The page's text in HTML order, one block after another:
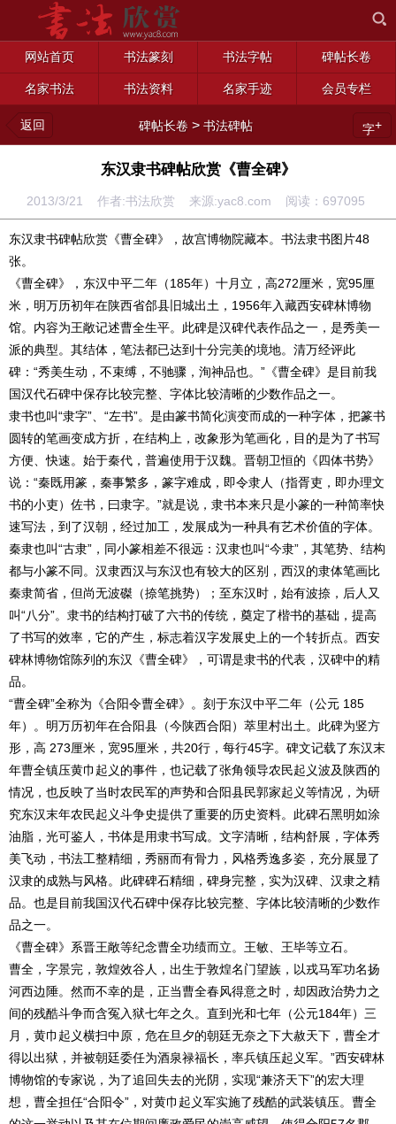
网站首页 书法篆刻 书法字帖 碑帖长卷
名家书法 书法资料 名家手迹 会员专栏
返回 碑帖长卷 >书法碑帖 字+
东汉隶书碑帖欣赏《曹全碑》
2013/3/21 作者:书法欣赏 来源:yac8.com 阅读： 697095
东汉隶书碑帖欣赏《曹全碑》，故宫博物院藏本。书法隶书图片48
张。
《曹全碑》，东汉中平二年（185年）十月立，高272厘米，宽95厘
米，明万历初年在陕西省郃县旧城出土，1956年入藏西安碑林博物
馆。内容为王敞记述曹全生平。此碑是汉碑代表作品之一，是秀美一
派的典型。其结体，笔法都已达到十分完美的境地。清万经评此
碑：“秀美生动，不束缚，不驰骤，洵神品也。”《曹全碑》是目前我
国汉代石碑中保存比较完整、字体比较清晰的少数作品之一。
隶书也叫“隶字”、“左书”。是由篆书简化演变而成的一种字体，把篆书
圆转的笔画变成方折，在结构上，改象形为笔画化，目的是为了书写
方便、快速。始于秦代，普遍使用于汉魏。晋朝卫恒的《四体书势》
说：“秦既用篆，秦事繁多，篆字难成，即令隶人（指胥吏，即办理文
书的小吏）佐书，曰隶字。”就是说，隶书本来只是小篆的一种简率快
速写法，到了汉朝，经过加工，发展成为一种具有艺术价值的字体。
秦隶也叫“古隶”，同小篆相差不很远：汉隶也叫“今隶”，其笔势、结构
都与小篆不同。汉隶西汉与东汉也有较大的区别，西汉的隶体笔画比
秦隶简省，但尚无波磔（捺笔挑势）；至东汉时，始有波捺，后人又
叫“八分”。隶书的结构打破了六书的传统，奠定了楷书的基础，提高
了书写的效率，它的产生，标志着汉字发展史上的一个转折点。西安
碑林博物馆陈列的东汉《曹全碑》，可谓是隶书的代表，汉碑中的精
品。
“曹全碑”全称为《合阳令曹全碑》。刻于东汉中平二年（公元 185
年）。明万历初年在合阳县（今陕西合阳）萃里村出土。此碑为竖方
形，高 273厘米，宽95厘米，共20行，每行45字。碑文记载了东汉末
年曹全镇压黄巾起义的事件，也记载了张角领导农民起义波及陕西的
情况，也反映了当时农民军的声势和合阳县民郭家起义等情况，为研
究东汉末年农民起义斗争史提供了重要的历史资料。此碑石黑明如涂
油脂，光可鉴人，书体是用隶书写成。文字清晰，结构舒展，字体秀
美飞动，书法工整精细，秀丽而有骨力，风格秀逸多姿，充分展显了
汉隶的成熟与风格。此碑碑石精细，碑身完整，实为汉碑、汉隶之精
品。也是目前我国汉代石碑中保存比较完整、字体比较清晰的少数作
品之一。
《曹全碑》系晋王敞等纪念曹全功绩而立。王敏、王毕等立石。
曹全，字景完，敦煌效谷人，出生于敦煌名门望族，以戎马军功名扬
河西边陲。然而不幸的是，正当曹全春风得意之时，却因政治势力之
间的残酷斗争而含冤入狱七年之久。直到光和七年（公元184年）三
月，黄巾起义横扫中原，危在旦夕的朝廷无奈之下大赦天下，曹全才
得以出狱，并被朝廷委任为酒泉禄福长，率兵镇压起义军。”西安碑林
博物馆的专家说，为了追回失去的光阴，实现“兼济天下”的宏大理
想，曹全担任“合阳令”，对黄巾起义军实施了残酷的武装镇压。曹全